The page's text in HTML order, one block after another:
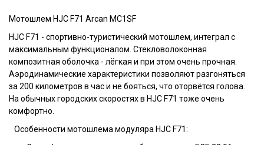
Мотошлем HJC F71 Arcan MC1SF
HJC F71 - спортивно-туристический мотошлем, интеграл с
максимальным функционалом. Стекловолоконная
композитная оболочка - лёгкая и при этом очень прочная.
Аэродинамические характеристики позволяют разгоняться
за 200 километров в час и не бояться, что оторвётся голова.
На обычных городских скоростях в HJC F71 тоже очень
комфортно.
Особенности мотошлема модуляра HJC F71: